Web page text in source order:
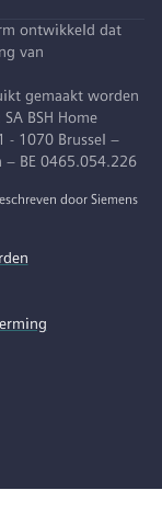
ontwikkeld dat
van
gemaakt worden
BSH Home
- 1070 Brussel –
– BE 0465.054.226
door Siemens